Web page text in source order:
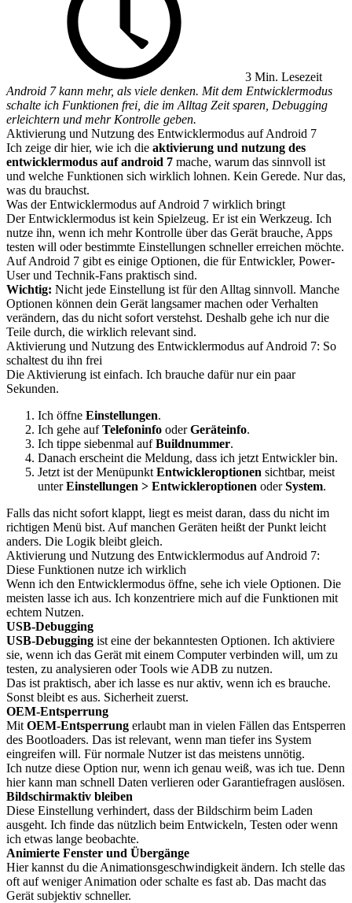
3 Min. Lesezeit
Android 7 kann mehr, als viele denken. Mit dem Entwicklermodus
schalte ich Funktionen frei, die im Alltag Zeit sparen, Debugging
erleichtern und mehr Kontrolle geben.
Aktivierung und Nutzung des Entwicklermodus auf Android 7
Ich zeige dir hier, wie ich die aktivierung und nutzung des
entwicklermodus auf android 7 mache, warum das sinnvoll ist
und welche Funktionen sich wirklich lohnen. Kein Gerede. Nur das,
was du brauchst.
Was der Entwicklermodus auf Android 7 wirklich bringt
Der Entwicklermodus ist kein Spielzeug. Er ist ein Werkzeug. Ich
nutze ihn, wenn ich mehr Kontrolle über das Gerät brauche, Apps
testen will oder bestimmte Einstellungen schneller erreichen möchte.
Auf Android 7 gibt es einige Optionen, die für Entwickler, Power-
User und Technik-Fans praktisch sind.
Wichtig: Nicht jede Einstellung ist für den Alltag sinnvoll. Manche
Optionen können dein Gerät langsamer machen oder Verhalten
verändern, das du nicht sofort verstehst. Deshalb gehe ich nur die
Teile durch, die wirklich relevant sind.
Aktivierung und Nutzung des Entwicklermodus auf Android 7: So
schaltest du ihn frei
Die Aktivierung ist einfach. Ich brauche dafür nur ein paar
Sekunden.
Ich öffne Einstellungen.
Ich gehe aufTelefoninfo oderGeräteinfo.
Ich tippe siebenmal aufBuildnummer.
Danach erscheint die Meldung, dass ich jetzt Entwickler bin.
Jetzt ist der Menüpunkt Entwickleroptionen sichtbar, meist
unterEinstellungen > Entwickleroptionen oderSystem.
Falls das nicht sofort klappt, liegt es meist daran, dass du nicht im
richtigen Menü bist. Auf manchen Geräten heißt der Punkt leicht
anders. Die Logik bleibt gleich.
Aktivierung und Nutzung des Entwicklermodus auf Android 7:
Diese Funktionen nutze ich wirklich
Wenn ich den Entwicklermodus öffne, sehe ich viele Optionen. Die
meisten lasse ich aus. Ich konzentriere mich auf die Funktionen mit
echtem Nutzen.
USB-Debugging
USB-Debugging ist eine der bekanntesten Optionen. Ich aktiviere
sie, wenn ich das Gerät mit einem Computer verbinden will, um zu
testen, zu analysieren oder Tools wie ADB zu nutzen.
Das ist praktisch, aber ich lasse es nur aktiv, wenn ich es brauche.
Sonst bleibt es aus. Sicherheit zuerst.
OEM-Entsperrung
Mit OEM-Entsperrung erlaubt man in vielen Fällen das Entsperren
des Bootloaders. Das ist relevant, wenn man tiefer ins System
eingreifen will. Für normale Nutzer ist das meistens unnötig.
Ich nutze diese Option nur, wenn ich genau weiß, was ich tue. Denn
hier kann man schnell Daten verlieren oder Garantiefragen auslösen.
Bildschirmaktiv bleiben
Diese Einstellung verhindert, dass der Bildschirm beim Laden
ausgeht. Ich finde das nützlich beim Entwickeln, Testen oder wenn
ich etwas lange beobachte.
Animierte Fenster und Übergänge
Hier kannst du die Animationsgeschwindigkeit ändern. Ich stelle das
oft auf weniger Animation oder schalte es fast ab. Das macht das
Gerät subjektiv schneller.